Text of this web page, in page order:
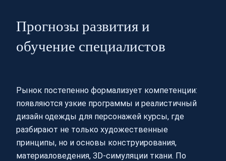
Прогнозы развития и
обучение специалистов
Рынок постепенно формализует компетенции:
появляются узкие программы и реалистичный
дизайн одежды для персонажей курсы, где
разбирают не только художественные
принципы, но и основы конструирования,
материаловедения, 3D-симуляции ткани. По